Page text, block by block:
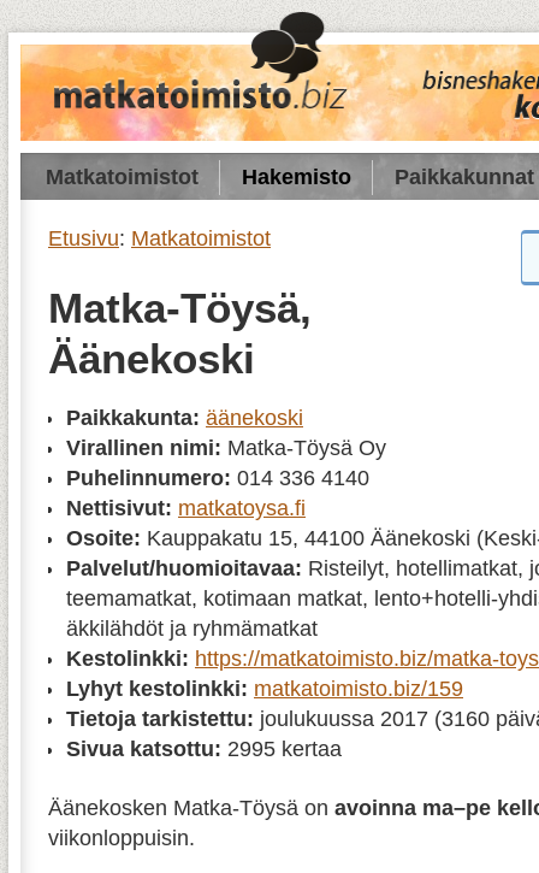
Matkatoimistot Hakemisto Paikkakunnat
Etusivu: Matkatoimistot
Matka-Töysä,
Äänekoski
Paikkakunta: äänekoski
Virallinen nimi: Matka-Töysä Oy
Puhelinnumero: 014 336 4140
Nettisivut: matkatoysa.fi
Osoite: Kauppakatu 15, 44100 Äänekoski
Palvelut/huomioitavaa: Risteilyt, hotellimatkat,
teemamatkat, kotimaan matkat, lento+hotelli-
äkkilähdöt ja ryhmämatkat
Kestolinkki: https://matkatoimisto.biz/matka-
Lyhyt kestolinkki: matkatoimisto.biz/159
Tietoja tarkistettu: joulukuussa 2017 (3160
Sivua katsottu: 2995 kertaa
Äänekosken Matka-Töysä on avoinna ma–pe
viikonloppuisin.